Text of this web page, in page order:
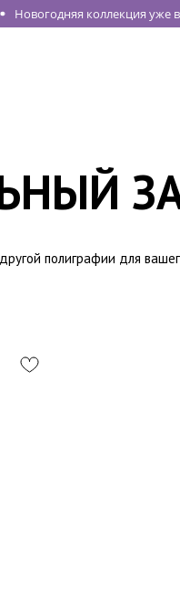
Новогодняя коллекция уже
полиграфии для